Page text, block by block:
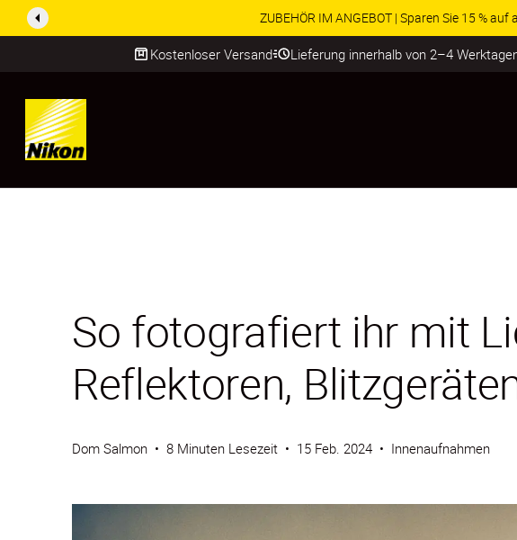
ZUBEHÖR IM ANGEBOT | Sparen Sie 15 %
Kostenloser Versand Lieferung innerhalb von 2–4
SKIP
So fotografiert ihr mit
Reflektoren,
Dom Salmon • 8 Minuten Lesezeit • 15 Feb. 2024 • Innenaufnahmen